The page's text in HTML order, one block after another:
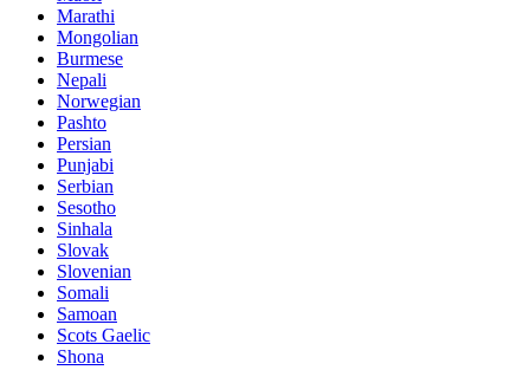
Marathi
Mongolian
Burmese
Nepali
Norwegian
Pashto
Persian
Punjabi
Serbian
Sesotho
Sinhala
Slovak
Slovenian
Somali
Samoan
Scots Gaelic
Shona